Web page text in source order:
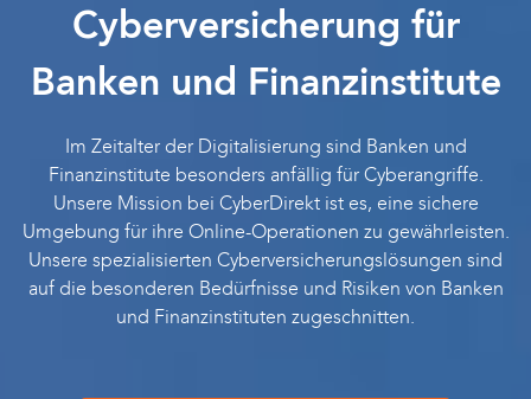
Cyberversicherung für
Banken und Finanzinstitute
Im Zeitalter der Digitalisierung sind Banken und
Finanzinstitute besonders anfällig für Cyberangriffe.
Unsere Mission bei CyberDirekt ist es, eine sichere
Umgebung für ihre Online-Operationen zu gewährleisten.
Unsere spezialisierten Cyberversicherungslösungen sind
auf die besonderen Bedürfnisse und Risiken von Banken
und Finanzinstituten zugeschnitten.